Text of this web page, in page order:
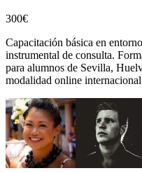
300€
Capacitación básica en
instrumental de consulta.
para alumnos de Sevilla,
modalidad online